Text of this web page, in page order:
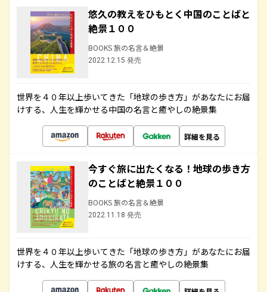
悠久の教えをひもとく中国のことばと
絶景１００
BOOKS 旅の名言＆絶景
2022.12.15 発売
世界を４０年以上歩いてきた「地球の歩き方」があなたにお届
けする、人生を輝かせる中国の名言と癒やしの絶景集
詳細を見る
今すぐ旅に出たくなる！地球の歩き方
のことばと絶景１００
BOOKS 旅の名言＆絶景
2022.11.18 発売
世界を４０年以上歩いてきた「地球の歩き方」があなたにお届
けする、人生を輝かせる旅の名言と癒やしの絶景集